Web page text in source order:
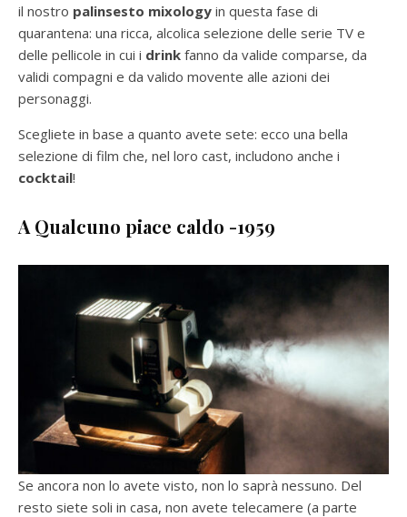
il nostro palinsesto mixology in questa fase di
quarantena: una ricca, alcolica selezione delle serie TV e
delle pellicole in cui i drink fanno da valide comparse, da
validi compagni e da valido movente alle azioni dei
personaggi.
Scegliete in base a quanto avete sete: ecco una bella
selezione di film che, nel loro cast, includono anche i
cocktail!
A Qualcuno piace caldo -1959
Se ancora non lo avete visto, non lo saprà nessuno. Del
resto siete soli in casa, non avete telecamere (a parte